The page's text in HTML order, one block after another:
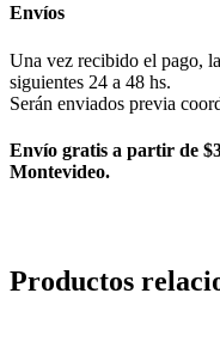
Envíos
Una vez recibido el pago,
siguientes 24 a 48 hs.
Serán enviados previa
Envío gratis a partir de
Montevideo.
Productos